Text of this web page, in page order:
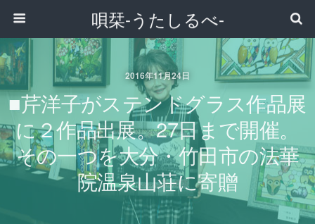
唄栞-うたしるべ-
2016年11月24日
■芹洋子がステンドグラス作品展
に２作品出展。27日まで開催。
その一つを大分・竹田市の法華
院温泉山荘に寄贈